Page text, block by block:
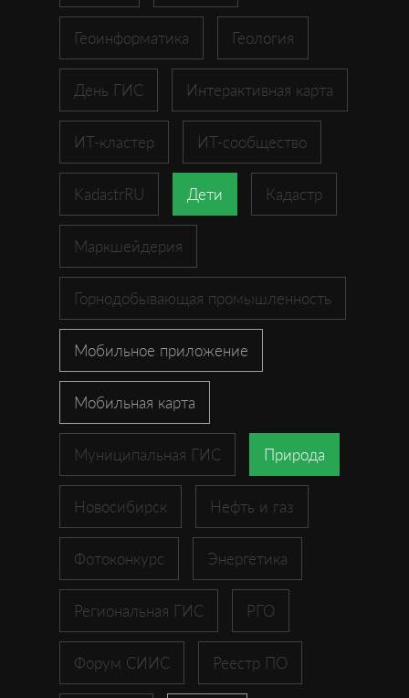
Геоинформатика Геология
День ГИС Интерактивная карта
ИТ-кластер ИТ-сообщество
KadastrRU Дети Кадастр
Маркшейдерия
Горнодобывающая промышленность
Мобильное приложение
Мобильная карта
Муниципальная ГИС Природа
Новосибирск Нефть и газ
Фотоконкурс Энергетика
Региональная ГИС РГО
Форум СИИС Реестр ПО